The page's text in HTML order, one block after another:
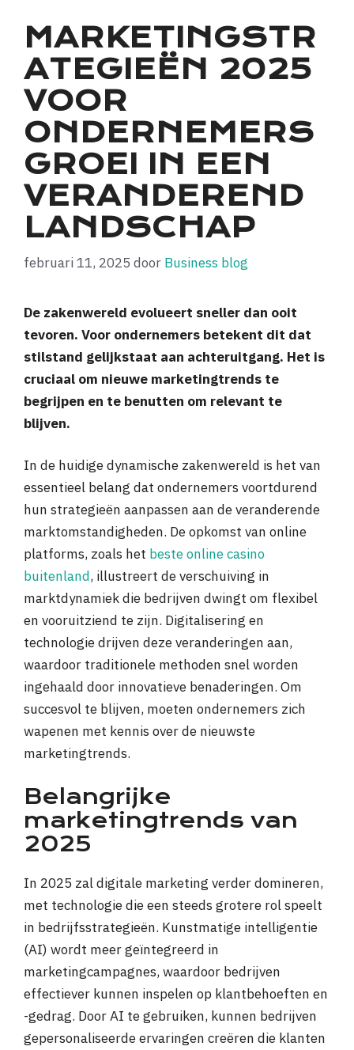
MARKETINGSTR
ATEGIEËN 2025
VOOR
ONDERNEMERS
GROEI IN EEN
VERANDEREND
LANDSCHAP
februari 11, 2025 door Business blog
De zakenwereld evolueert sneller dan ooit
tevoren. Voor ondernemers betekent dit dat
stilstand gelijkstaat aan achteruitgang. Het is
cruciaal om nieuwe marketingtrends te
begrijpen en te benutten om relevant te
blijven.
In de huidige dynamische zakenwereld is het van
essentieel belang dat ondernemers voortdurend
hun strategieën aanpassen aan de veranderende
marktomstandigheden. De opkomst van online
platforms, zoals het beste online casino
buitenland, illustreert de verschuiving in
marktdynamiek die bedrijven dwingt om flexibel
en vooruitziend te zijn. Digitalisering en
technologie drijven deze veranderingen aan,
waardoor traditionele methoden snel worden
ingehaald door innovatieve benaderingen. Om
succesvol te blijven, moeten ondernemers zich
wapenen met kennis over de nieuwste
marketingtrends.
Belangrijke
marketingtrends van
2025
In 2025 zal digitale marketing verder domineren,
met technologie die een steeds grotere rol speelt
in bedrijfsstrategieën. Kunstmatige intelligentie
(AI) wordt meer geïntegreerd in
marketingcampagnes, waardoor bedrijven
effectiever kunnen inspelen op klantbehoeften en
-gedrag. Door AI te gebruiken, kunnen bedrijven
gepersonaliseerde ervaringen creëren die klanten